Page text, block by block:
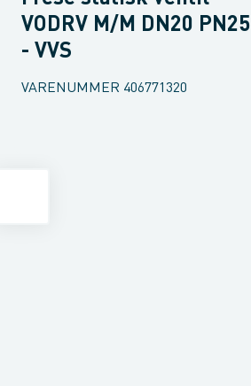
VODRV M/M DN20 PN25
- VVS
VARENUMMER 406771320